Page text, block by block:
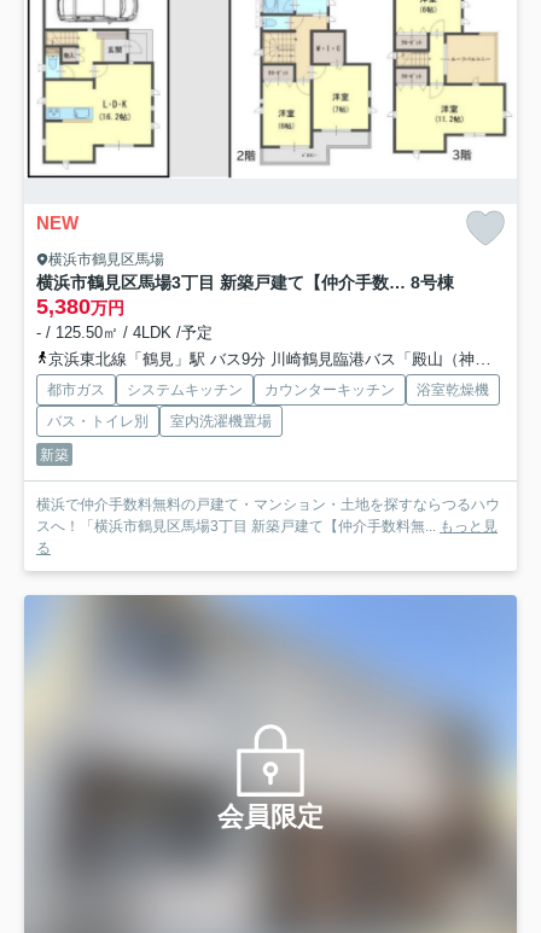
NEW
横浜市鶴見区馬場
横浜市鶴見区馬場3丁目 新築戸建て【仲介手数料無料】 8号棟
5,380万円
- / 125.50㎡ / 4LDK /予定
京浜東北線「鶴見」駅 バス9分 川崎鶴見臨港バス「殿山（神奈川県）」 停歩1分
都市ガス システムキッチン カウンターキッチン
浴室乾燥機
バス・トイレ別
室内洗濯機置場
新築
横浜で仲介手数料無料の戸建て・マンション・土地を探すならつるハウ
スへ！「横浜市鶴見区馬場3丁目 新築戸建て【仲介手数料無... もっと見
る
会員限定